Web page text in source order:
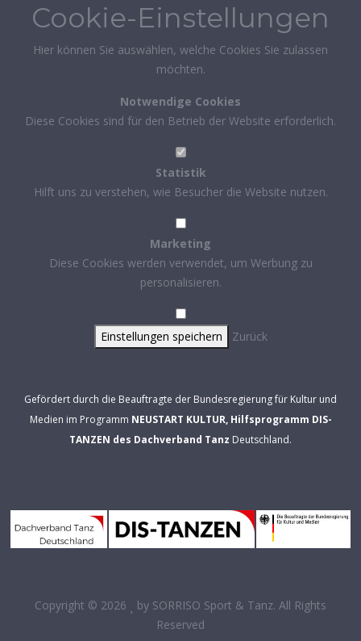
Cookie-Einstellungen
Hier können Sie auswählen, welche Cookies Sie zulassen
möchten.
Notwendige Cookies
Diese Cookies sind für den Betrieb der Website erforderlich.
Statistik
Hilft uns zu verstehen, wie Besucher die Website nutzen.
Marketing
Diese Cookies werden verwendet, um Werbung zu
personalisieren.
Einstellungen speichern Zurück
Gefördert durch die Beauftragte der Bundesregierung für Kultur und
Medien im Programm NEUSTART KULTUR, Hilfsprogramm DIS-
TANZEN des Dachverband Tanz Deutschland.
Copyright © 2026 by SORRISO Sport & Tanz. All Rights
Reserved